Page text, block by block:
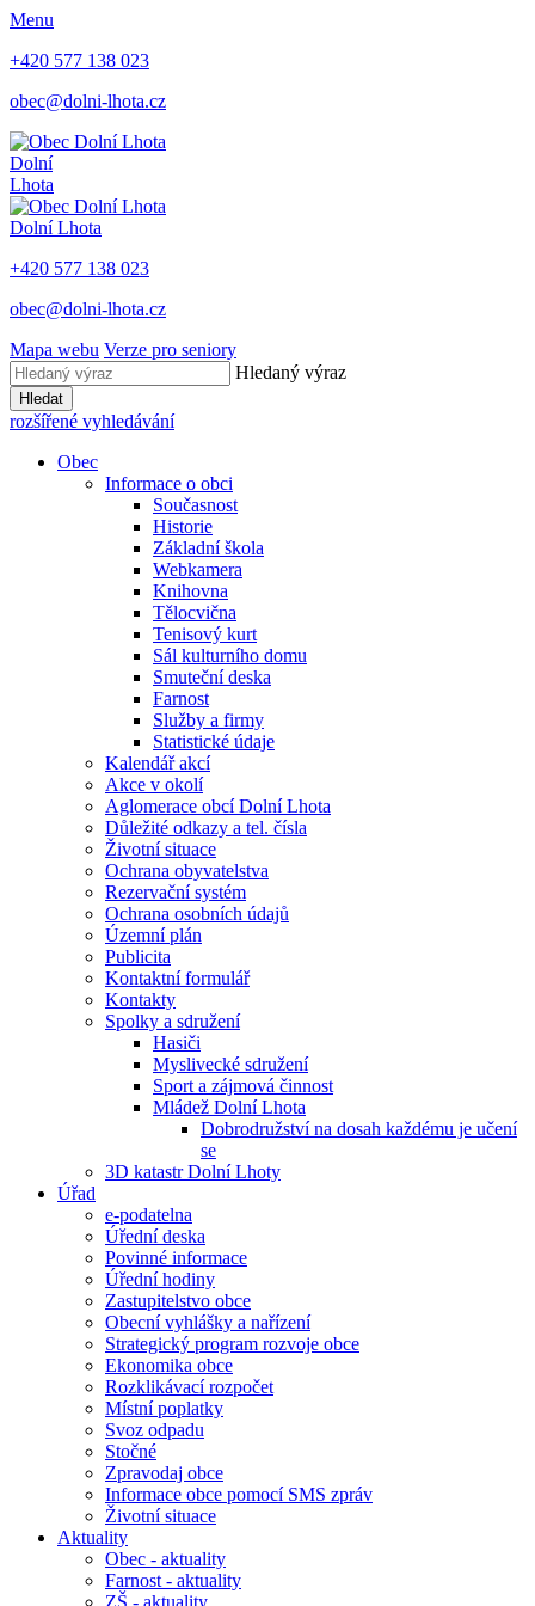
Menu
+420 577 138 023
obec@dolni-lhota.cz
Dolní
Lhota
Dolní Lhota
+420 577 138 023
obec@dolni-lhota.cz
Mapa webu Verze pro seniory
Hledaný výraz
Hledat
rozšířené vyhledávání
Obec
Informace o obci
Současnost
Historie
Základní škola
Webkamera
Knihovna
Tělocvična
Tenisový kurt
Sál kulturního domu
Smuteční deska
Farnost
Služby a firmy
Statistické údaje
Kalendář akcí
Akce v okolí
Aglomerace obcí Dolní Lhota
Důležité odkazy a tel. čísla
Životní situace
Ochrana obyvatelstva
Rezervační systém
Ochrana osobních údajů
Územní plán
Publicita
Kontaktní formulář
Kontakty
Spolky a sdružení
Hasiči
Myslivecké sdružení
Sport a zájmová činnost
Mládež Dolní Lhota
Dobrodružství na dosah každému je učení
se
3D katastr Dolní Lhoty
Úřad
e-podatelna
Úřední deska
Povinné informace
Úřední hodiny
Zastupitelstvo obce
Obecní vyhlášky a nařízení
Strategický program rozvoje obce
Ekonomika obce
Rozklikávací rozpočet
Místní poplatky
Svoz odpadu
Stočné
Zpravodaj obce
Informace obce pomocí SMS zpráv
Životní situace
Aktuality
Obec - aktuality
Farnost - aktuality
ZŠ - aktuality